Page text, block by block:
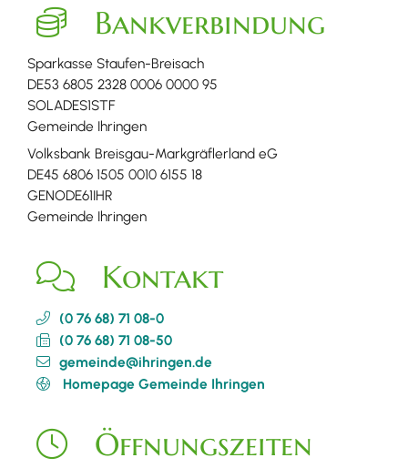
Bankverbindung
Sparkasse Staufen-Breisach
DE53 6805 2328 0006 0000 95
SOLADES1STF
Gemeinde Ihringen
Volksbank Breisgau-Markgräflerland eG
DE45 6806 1505 0010 6155 18
GENODE61IHR
Gemeinde Ihringen
Kontakt
(0 76 68) 71 08-0
(0 76 68) 71 08-50
gemeinde@ihringen.de
Homepage Gemeinde Ihringen
Öffnungszeiten